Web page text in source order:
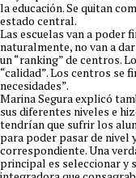
la educación. Se quitan
estado central.
Las escuelas van a poder
naturalmente, no van a
un “ranking” de centros.
“calidad”. Los centros se
necesidades”.
Marina Segura explicó
sus diferentes niveles e
tendrían que sufrir los
para poder pasar de
correspondiente. Una
principal es seleccionar y